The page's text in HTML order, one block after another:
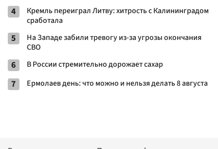
4
Кремль переиграл Литву: хитрость с Калининградом
сработала
5
На Западе забили тревогу из-за угрозы окончания
СВО
6 В России стремительно дорожает сахар
7 Ермолаев день: что можно и нельзя делать 8 августа